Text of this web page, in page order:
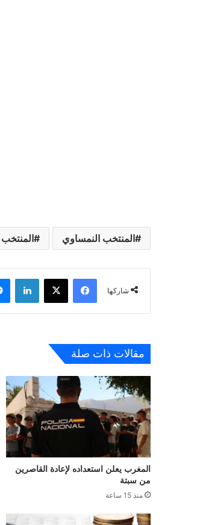
المنتخب النمساوي المنتخب
شاركها
فيسبوك لينكدإن
مقالات ذات صلة
المغرب يعلن استعداده لإعادة القاصرين
من سبتة
منذ 15 ساعة